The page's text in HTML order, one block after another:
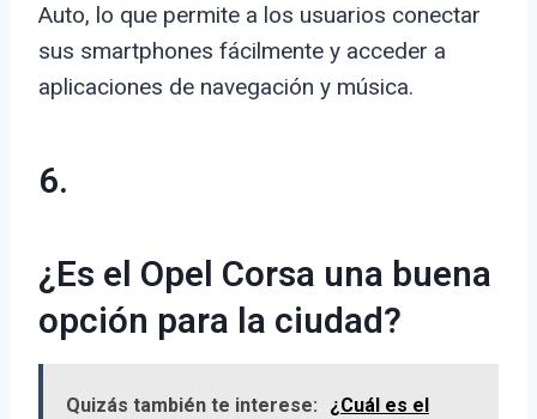
Auto, lo que permite a los usuarios conectar
sus smartphones fácilmente y acceder a
aplicaciones de navegación y música.
6.
¿Es el Opel Corsa una buena
opción para la ciudad?
Quizás también te interese:
¿Cuál es el